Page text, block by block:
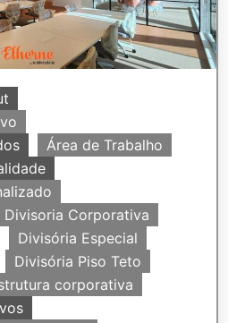
Área de Trabalho
Divisoria Corporativa
Divisória Especial
Divisória Piso Teto
corporativa